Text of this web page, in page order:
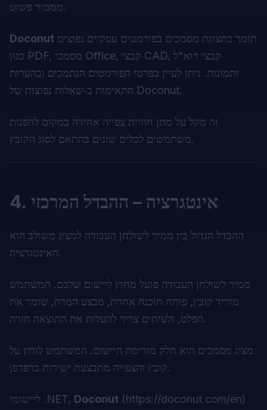
מממיר פשוט.
Doconut
כגון PDF, מסמכי Office, קבצי CAD, קבצי דוא"ל
ותמונות. ניתן לעיין בפרטי הפורמטים הנתמכים ובהערות
התאימות ב‑ שאלות נפוצות של Doconut.
זה מקל על מתן חוויית צפייה אחידה במקום להפנות
משתמשים לכלים שונים בהתאם לסוג הקובץ.
4. אינטגרציה – ההבדל המרכזי
ההבדל הגדול בין ממיר לשולחן העבודה למציג משולב הוא
האינטגרציה.
ממיר לשולחן העבודה פועל מחוץ ליישום שלכם. המשתמש
מוריד קובץ, פותח תוכנה אחרת, מבצע המרה, שומר את
הפלט, ולעיתים צריך להעלות את התוצאה חזרה.
מציג מסמכים הוא חלק מזרימת היישום. המשתמש לוחץ על
קובץ והצפייה מתבצעת ישירות בדפדפן.
ליישומי .NET, Doconut (https://doconut.com/en)